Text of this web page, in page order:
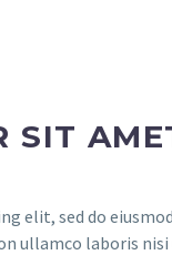
SIT
elit, sed do
ullamco laboris